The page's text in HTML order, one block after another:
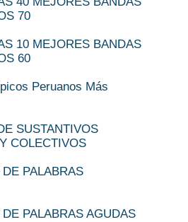
70
10 MEJORES BANDAS
60
Peruanos Más
SUSTANTIVOS
COLECTIVOS
PALABRAS
PALABRAS AGUDAS